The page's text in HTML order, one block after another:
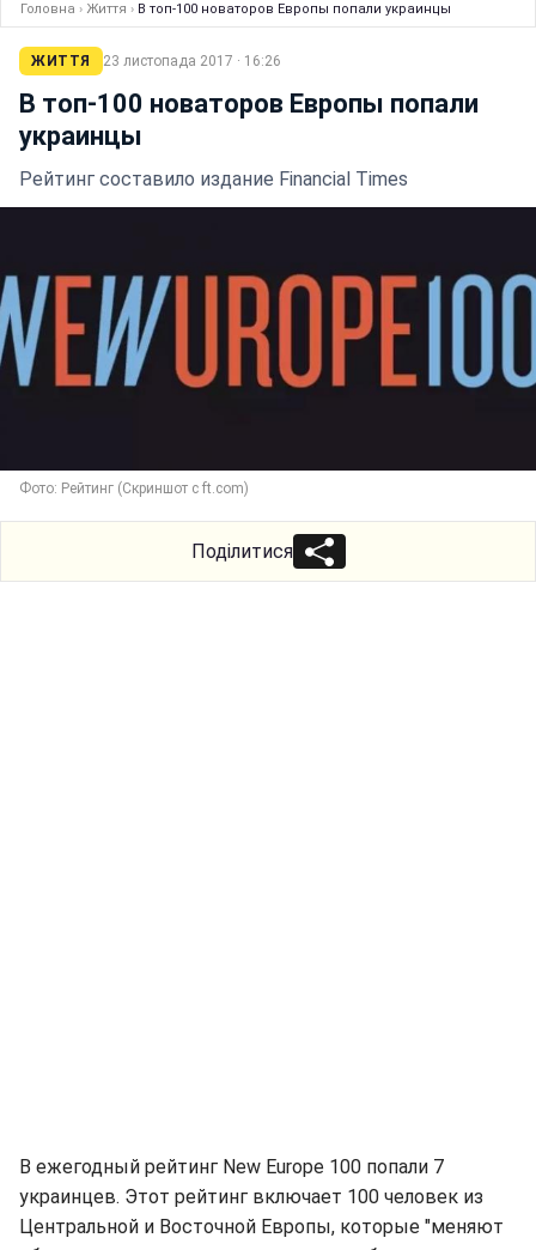
Головна › Життя › В топ-100 новаторов Европы попали украинцы
ЖИТТЯ 23 листопада 2017 · 16:26
В топ-100 новаторов Европы попали
украинцы
Рейтинг составило издание Financial Times
Фото: Рейтинг (Скриншот с ft.com)
Поділитися
В ежегодный рейтинг New Europe 100 попали 7
украинцев. Этот рейтинг включает 100 человек из
Центральной и Восточной Европы, которые "меняют